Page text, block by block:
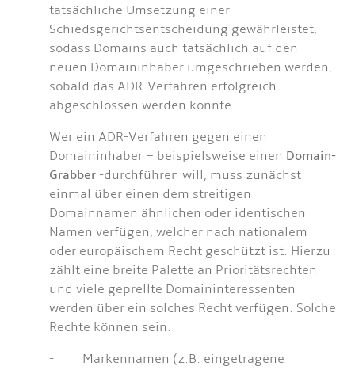
tatsächliche Umsetzung einer
Schiedsgerichtsentscheidung gewährleistet,
sodass Domains auch tatsächlich auf den
neuen Domaininhaber umgeschrieben werden,
sobald das ADR-Verfahren erfolgreich
abgeschlossen werden konnte.
Wer ein ADR-Verfahren gegen einen
Domaininhaber – beispielsweise einen Domain-
Grabber -durchführen will, muss zunächst
einmal über einen dem streitigen
Domainnamen ähnlichen oder identischen
Namen verfügen, welcher nach nationalem
oder europäischem Recht geschützt ist. Hierzu
zählt eine breite Palette an Prioritätsrechten
und viele geprellte Domaininteressenten
werden über ein solches Recht verfügen. Solche
Rechte können sein:
- Markennamen (z.B. eingetragene